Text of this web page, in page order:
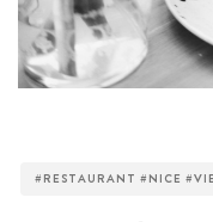
#RESTAURANT #NICE